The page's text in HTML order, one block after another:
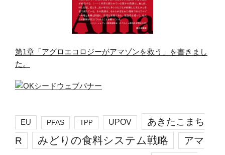
第1章「アグロエコロジーがアマゾンを救う」を書きまし
た。
EU PFAS TPP UPOV
あきたこまち
R
みどりの食料システム戦略 アマ